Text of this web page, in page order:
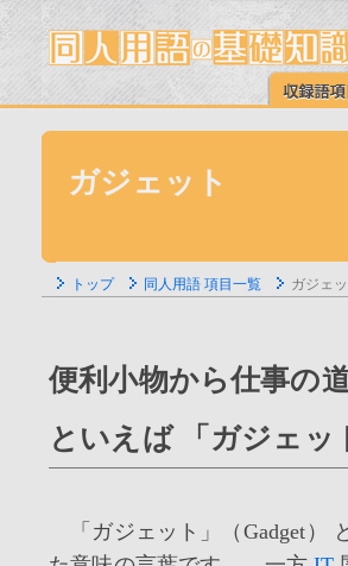
ガジェット
トップ 同人用語 項目一覧 ガジェッ
便利小物から仕事の
といえば 「ガジェッ
「ガジェット」（Gadget）